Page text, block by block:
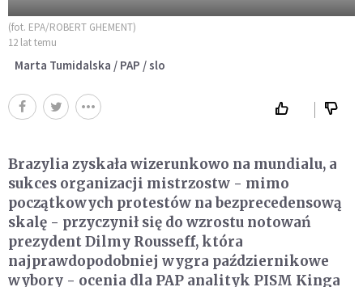
(fot. EPA/ROBERT GHEMENT)
12 lat temu
Marta Tumidalska / PAP / slo
Brazylia zyskała wizerunkowo na mundialu, a
sukces organizacji mistrzostw - mimo
początkowych protestów na bezprecedensową
skalę - przyczynił się do wzrostu notowań
prezydent Dilmy Rousseff, która
najprawdopodobniej wygra październikowe
wybory - ocenia dla PAP analityk PISM Kinga